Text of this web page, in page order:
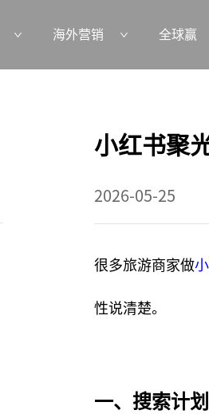
海外营销 全球赢
小红书聚
2026-05-25
很多旅游商家做
性说清楚。
一、搜索计